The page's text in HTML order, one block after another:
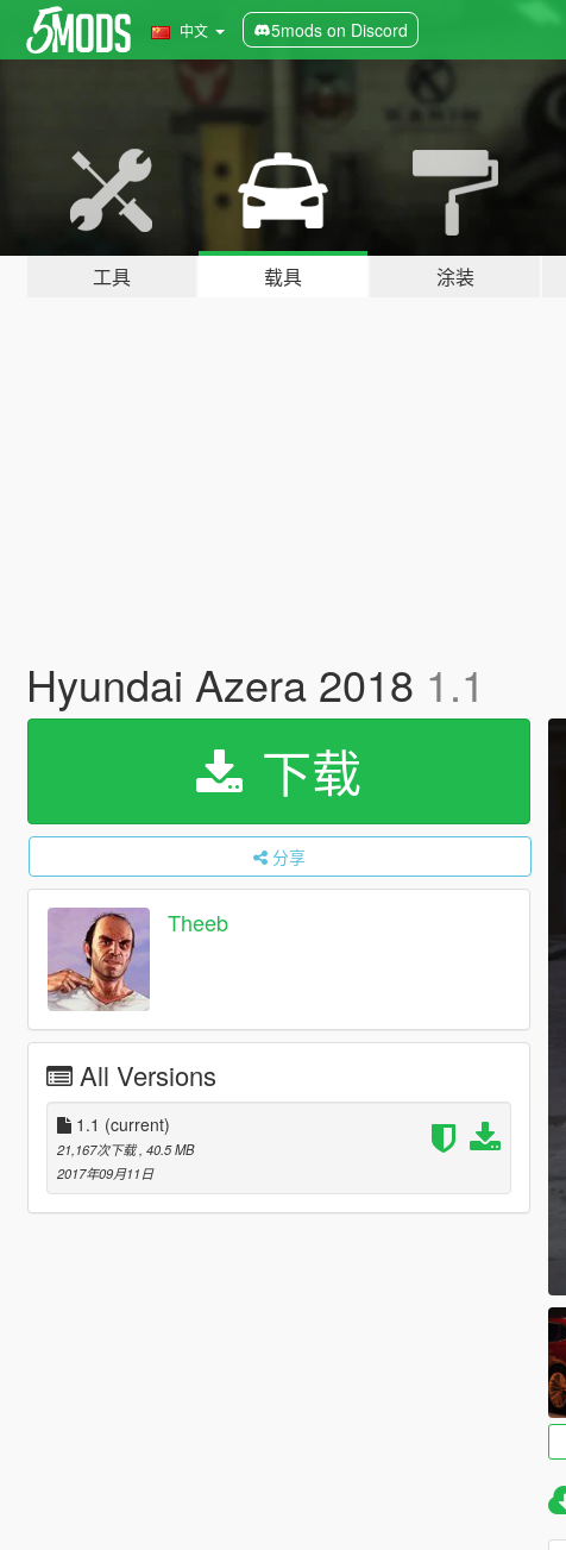
中文 5mods on Discord
工具 载具 涂装
Hyundai Azera 2018 1.1
下载
分享
Theeb
All Versions
1.1 (current)
21,167次下载 , 40.5 MB
2017年09月11日